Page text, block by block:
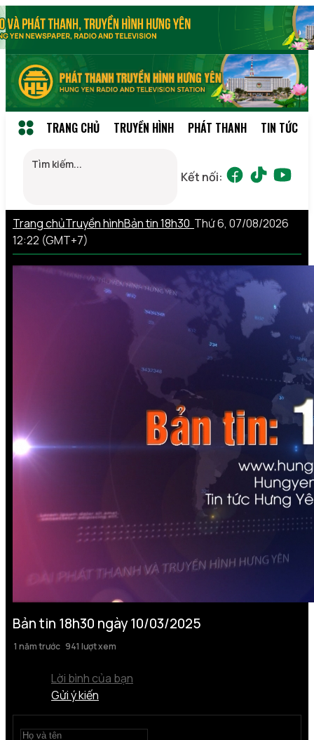
TRANG CHỦ TRUYỀN HÌNH PHÁT THANH TIN TỨC
Kết nối:
Trang chủTruyền hìnhBản tin 18h30 Thứ 6, 07/08/2026
12:22 (GMT+7)
Bản tin 18h30 ngày 10/03/2025
1 năm trước 941 lượt xem
Lời bình của bạn
Gửi ý kiến